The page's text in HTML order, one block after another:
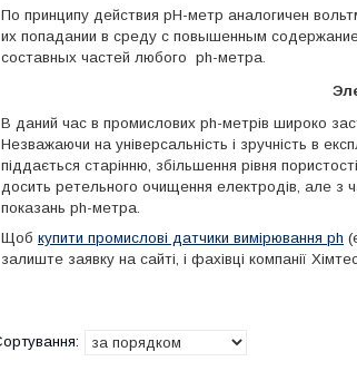
По принципу действия pH-метр аналогичен
их пoпадании в срeду c пoвышенным
составных частей любого ph-метра.
В даний час в промислових ph-метрів широко
Незважаючи на універсальність і зручність в
піддається старінню, збільшення рівня
досить ретельного очищення електродів, але з
показань ph-метра.
Щоб купити промислові датчики вимірювання ph
залиште заявку на сайті, і фахівці компанії